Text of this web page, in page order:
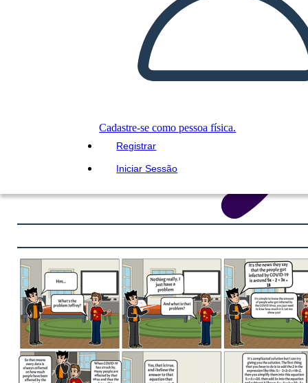
Cadastre-se como pessoa física.
Registrar
Iniciar Sessão